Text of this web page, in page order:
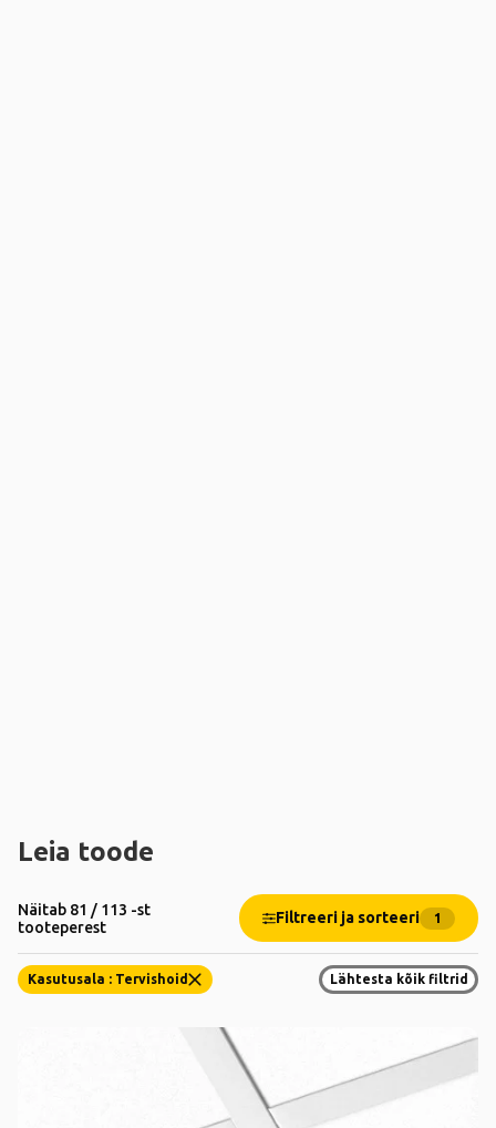
Leia toode
Näitab 81 / 113 -st
tooteperest
Filtreeri ja sorteeri 1
Kasutusala : Tervishoid Lähtesta kõik filtrid